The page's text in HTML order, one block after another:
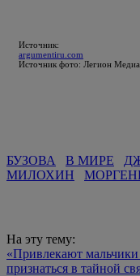
Источник:
argumentiru.com
Источник фото: Легион Медиа
БУЗОВА В МИРЕ
МИЛОХИН
На эту тему:
«Привлекают
признаться в тайной